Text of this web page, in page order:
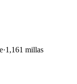
1,161 millas